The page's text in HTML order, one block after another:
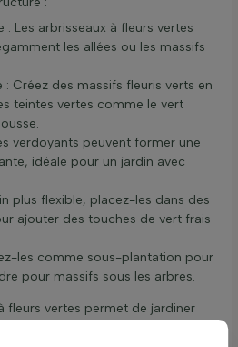
: Les arbrisseaux à fleurs vertes
les allées ou les massifs
Créez des massifs fleuris verts en
teintes vertes comme le vert
verdoyants peuvent former une
idéale pour un jardin avec
plus flexible, placez-les dans des
ajouter des touches de vert frais
les comme sous-plantation pour
pour massifs sous les arbres.
fleurs vertes permet de jardiner